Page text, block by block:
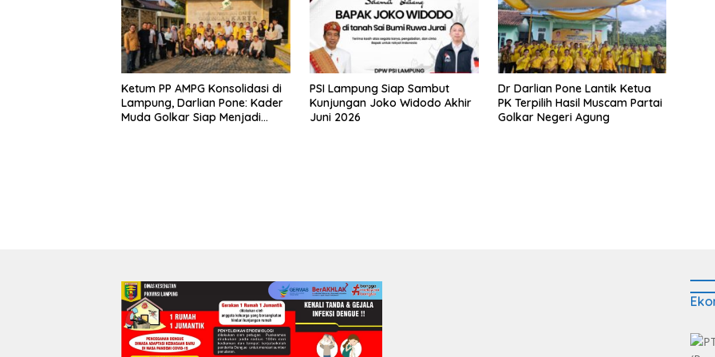
Ketum PP AMPG Konsolidasi di
Lampung, Darlian Pone: Kader
Muda Golkar Siap Menjadi
PSI Lampung Siap Sambut
Kunjungan Joko Widodo Akhir
Juni 2026
Dr Darlian Pone Lantik Ketua
PK Terpilih Hasil Muscam Partai
Golkar Negeri Agung